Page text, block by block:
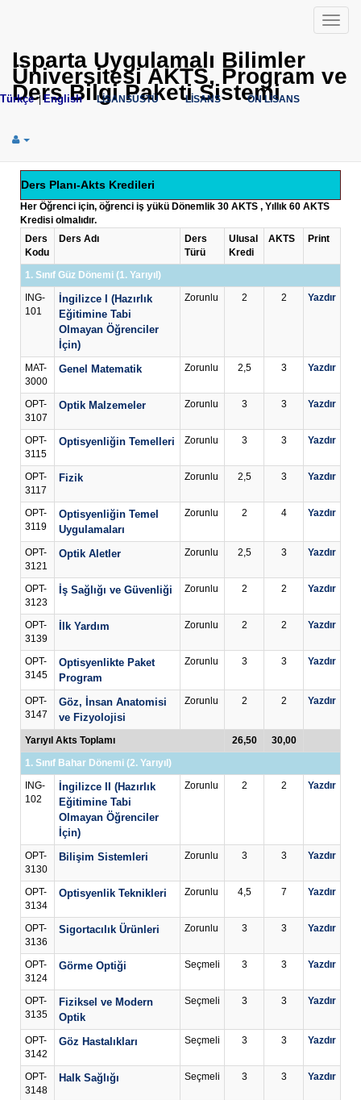
Menü
Isparta Uygulamalı Bilimler
Üniversitesi AKTS, Program ve
Ders Bilgi Paketi Sistemi
Türkçe|English LİSANSÜSTÜ LİSANS ÖN LİSANS
Ders Planı-Akts Kredileri
Her Öğrenci için, öğrenci iş yükü Dönemlik 30 AKTS , Yıllık 60 AKTS
Kredisi olmalıdır.
Ders
Kodu
Ders Adı
Ders
Türü
Ulusal
Kredi
AKTS Print
1. Sınıf Güz Dönemi (1. Yarıyıl)
ING-
101
İngilizce I (Hazırlık
Eğitimine Tabi
Olmayan Öğrenciler
İçin)
Zorunlu 2 2 Yazdır
MAT-
3000
Genel Matematik Zorunlu 2,5 3 Yazdır
OPT-
3107
Optik Malzemeler Zorunlu 3 3 Yazdır
OPT-
3115
Optisyenliğin Temelleri Zorunlu 3 3 Yazdır
OPT-
3117
Fizik Zorunlu 2,5 3 Yazdır
OPT-
3119
Optisyenliğin Temel
Uygulamaları
Zorunlu 2 4 Yazdır
OPT-
3121
Optik Aletler Zorunlu 2,5 3 Yazdır
OPT-
3123
İş Sağlığı ve Güvenliği Zorunlu 2 2 Yazdır
OPT-
3139
İlk Yardım Zorunlu 2 2 Yazdır
OPT-
3145
Optisyenlikte Paket
Program
Zorunlu 3 3 Yazdır
OPT-
3147
Göz, İnsan Anatomisi
ve Fizyolojisi
Zorunlu 2 2 Yazdır
Yarıyıl Akts Toplamı 26,50
30,00
1. Sınıf Bahar Dönemi (2. Yarıyıl)
ING-
102
İngilizce II (Hazırlık
Eğitimine Tabi
Olmayan Öğrenciler
İçin)
Zorunlu 2 2 Yazdır
OPT-
3130
Bilişim Sistemleri Zorunlu 3 3 Yazdır
OPT-
3134
Optisyenlik Teknikleri Zorunlu 4,5 7 Yazdır
OPT-
3136
Sigortacılık Ürünleri Zorunlu 3 3 Yazdır
OPT-
3124
Görme Optiği Seçmeli 3 3 Yazdır
OPT-
3135
Fiziksel ve Modern
Optik
Seçmeli 3 3 Yazdır
OPT-
3142
Göz Hastalıkları Seçmeli 3 3 Yazdır
OPT-
3148
Halk Sağlığı Seçmeli 3 3 Yazdır